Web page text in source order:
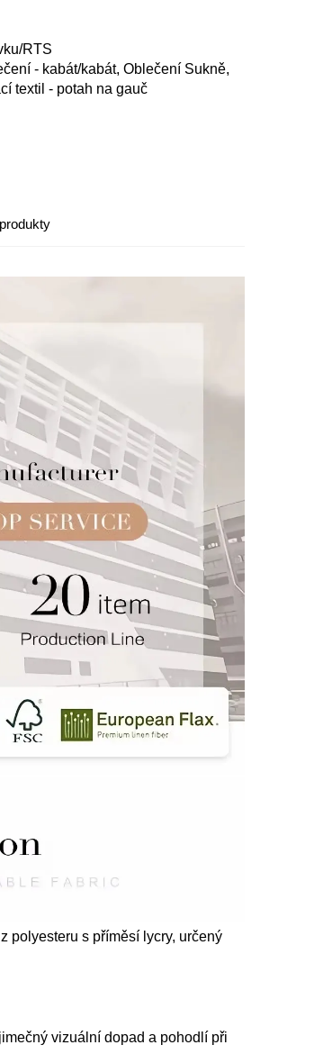
RTS
- kabát/kabát, Oblečení Sukně,
textil - potah na gauč
polyesteru s příměsí lycry, určený
vizuální dopad a pohodlí při